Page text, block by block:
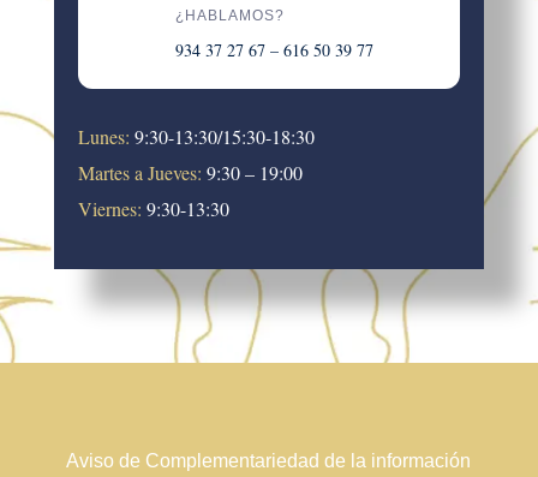
¿HABLAMOS?
934 37 27 67 – 616 50 39 77
Lunes: 9:30-13:30/15:30-18:30
Martes a Jueves: 9:30 – 19:00
Viernes: 9:30-13:30
Aviso de Complementariedad de la información